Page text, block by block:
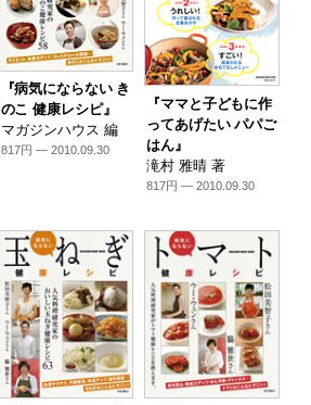
『病気にならない き
のこ 健康レシピ』
マガジンハウス 編
817円 — 2010.09.30
『ママと子どもに作
ってあげたい パパご
はん』
滝村 雅晴 著
817円 — 2010.09.30